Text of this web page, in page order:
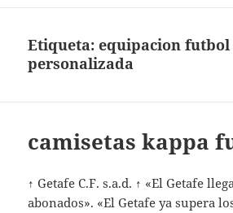
Etiqueta:equipacion
personalizada
camisetas kappa
↑ Getafe C.F. s.a.d. ↑ «El Getafe
abonados». «El Getafe ya supera